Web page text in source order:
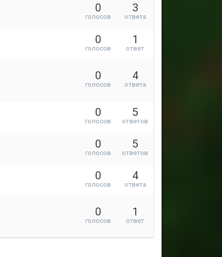
0
голосов
3
ответа
0
голосов
1
ответ
0
голосов
4
ответа
0
голосов
5
ответов
0
голосов
5
ответов
0
голосов
4
ответа
0
голосов
1
ответ